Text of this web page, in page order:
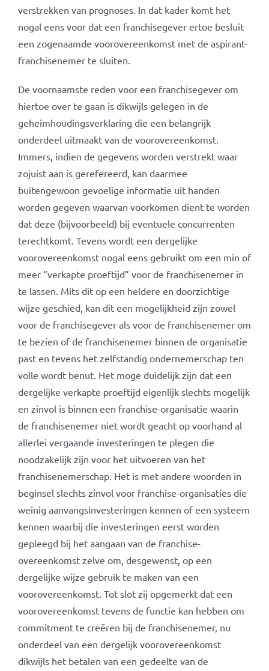
verstrekken van prognoses. In dat kader komt het
nogal eens voor dat een franchisegever ertoe besluit
een zogenaamde voorovereenkomst met de aspirant-
franchisenemer te sluiten.
De voornaamste reden voor een franchisegever om
hiertoe over te gaan is dikwijls gelegen in de
geheimhoudingsverklaring die een belangrijk
onderdeel uitmaakt van de voorovereenkomst.
Immers, indien de gegevens worden verstrekt waar
zojuist aan is gerefereerd, kan daarmee
buitengewoon gevoelige informatie uit handen
worden gegeven waarvan voorkomen dient te worden
dat deze (bijvoorbeeld) bij eventuele concurrenten
terechtkomt. Tevens wordt een dergelijke
voorovereenkomst nogal eens gebruikt om een min of
meer “verkapte proeftijd” voor de franchisenemer in
te lassen. Mits dit op een heldere en doorzichtige
wijze geschied, kan dit een mogelijkheid zijn zowel
voor de franchisegever als voor de franchisenemer om
te bezien of de franchisenemer binnen de organisatie
past en tevens het zelfstandig ondernemerschap ten
volle wordt benut. Het moge duidelijk zijn dat een
dergelijke verkapte proeftijd eigenlijk slechts mogelijk
en zinvol is binnen een franchise-organisatie waarin
de franchisenemer niet wordt geacht op voorhand al
allerlei vergaande investeringen te plegen die
noodzakelijk zijn voor het uitvoeren van het
franchisenemerschap. Het is met andere woorden in
beginsel slechts zinvol voor franchise-organisaties die
weinig aanvangsinvesteringen kennen of een systeem
kennen waarbij die investeringen eerst worden
gepleegd bij het aangaan van de franchise-
overeenkomst zelve om, desgewenst, op een
dergelijke wijze gebruik te maken van een
voorovereenkomst. Tot slot zij opgemerkt dat een
voorovereenkomst tevens de functie kan hebben om
commitment te creëren bij de franchisenemer, nu
onderdeel van een dergelijk voorovereenkomst
dikwijls het betalen van een gedeelte van de